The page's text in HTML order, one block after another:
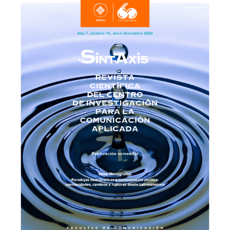
inteligencia-artificial-en-la-brecha-educativa-y-digital-en-
Amballoor, R. y Naik, S. (2020). Widening Social Science - Artificial
Intelligence Research Gap: Who Should Bell the Cat? Social
Science Research Network, 155.
https://doi.org/10.2139/ssrn.3562972DOI:
https://doi.org/10.2139/ssrn.3562972
Arellano, M. (2021). Las brechas digitales en México: un balance
pertinente. SciELO, 87(346), s.p. (versión Online).
https://www.scielo.org.mx/scielo.php?
script=sci_arttext&pid=S2448-718X2020000200367DOI:
https://doi.org/10.20430/ete.v87i346.974
Banco Mundial (2021). Personas que usan Internet (% de la
población) - México. DataBank Microdatos Índice de datos.
https://datos.bancomundial.org/indicador/IT.NET.USER.ZS?
end=2021&locations=MX&start=1990&view=chart